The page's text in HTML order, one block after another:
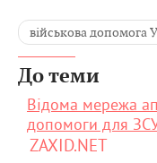
військова допомога
До теми
Відома мережа
допомоги для
ZAXID.NET